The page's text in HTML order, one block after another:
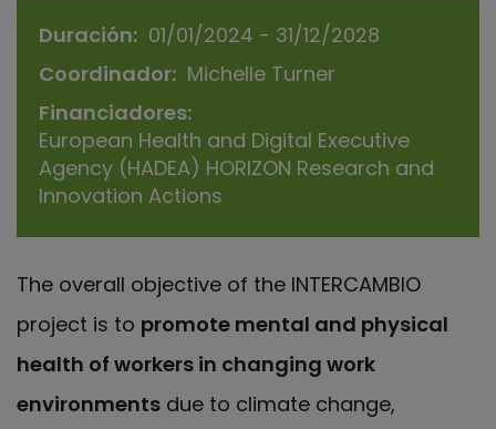
Duración
01/01/2024 - 31/12/2028
Coordinador Michelle Turner
Financiadores
European Health and Digital Executive
Agency (HADEA) HORIZON Research and
Innovation Actions
The overall objective of the INTERCAMBIO
project is to promote mental and physical
health of workers in changing work
environments due to climate change,